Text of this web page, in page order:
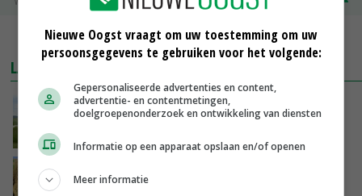
MEER MARKTPRIJZEN
LAATSTE NIEUWS
POAH!: John Deere 7730
door aanhoudende droogte
Nieuwe Oogst vraagt om uw toestemming om uw
persoonsgegevens te gebruiken voor het volgende:
Gepersonaliseerde advertenties en content,
advertentie- en contentmetingen,
doelgroepenonderzoek en ontwikkeling van diensten
Informatie op een apparaat opslaan en/of openen
Meer informatie